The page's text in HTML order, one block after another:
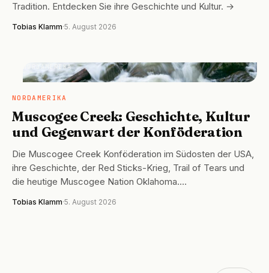
Tradition. Entdecken Sie ihre Geschichte und Kultur. →
Tobias Klamm·5. August 2026
NORDAMERIKA
NORDAMERIKA
Muscogee Creek: Geschichte, Kultur
und Gegenwart der Konföderation
Die Muscogee Creek Konföderation im Südosten der USA,
ihre Geschichte, der Red Sticks-Krieg, Trail of Tears und
die heutige Muscogee Nation Oklahoma.…
Tobias Klamm·5. August 2026